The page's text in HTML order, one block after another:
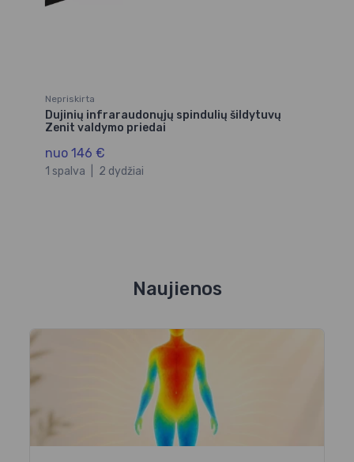
Nepriskirta
Dujinių infraraudonųjų spindulių šildytuvų
Zenit valdymo priedai
nuo 146 €
1 spalva 2 dydžiai
Naujienos